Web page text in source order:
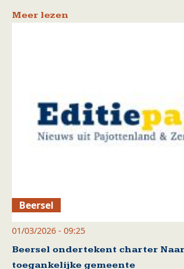
Meer lezen
Beersel
01/03/2026 - 09:25
Beersel ondertekent charter
toegankelijke gemeente